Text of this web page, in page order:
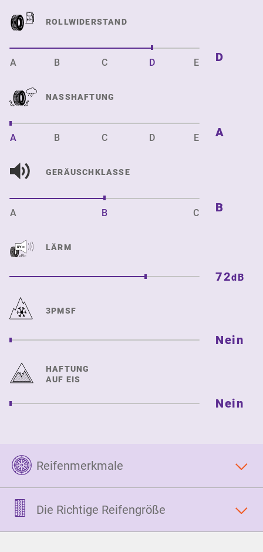
ROLLWIDERSTAND
A B C D E D
NASSHAFTUNG
A B C D E A
GERÄUSCHKLASSE
A B C B
LÄRM
72dB
3PMSF
Nein
HAFTUNG
AUF EIS
Nein
Reifenmerkmale
Die Richtige Reifengröße